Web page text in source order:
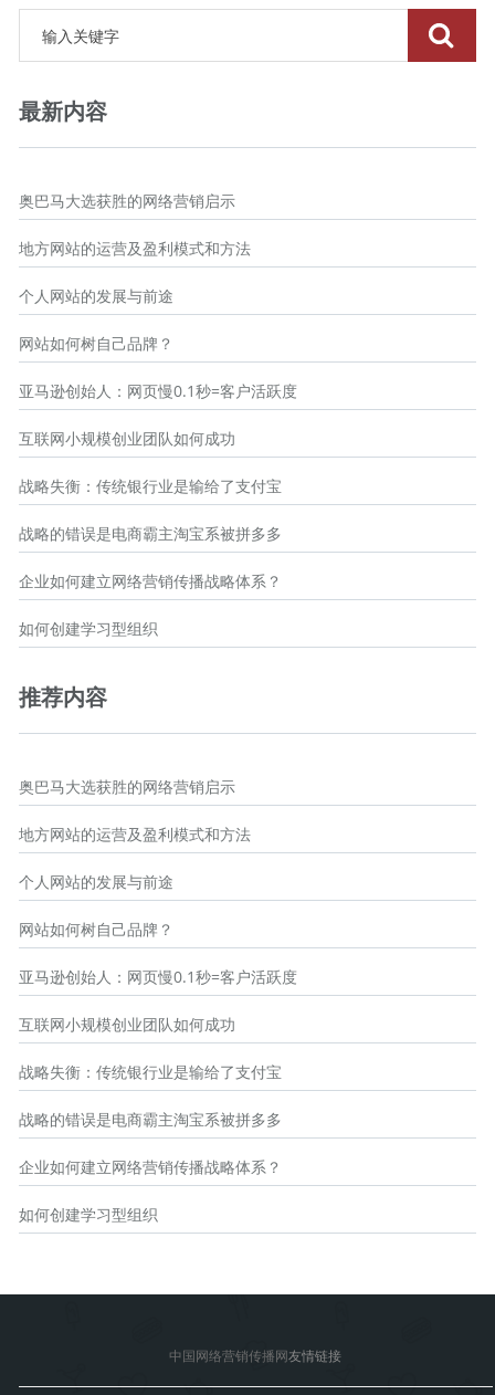
最新内容
奥巴马大选获胜的网络营销启示
地方网站的运营及盈利模式和方法
个人网站的发展与前途
网站如何树自己品牌？
亚马逊创始人：网页慢0.1秒=客户活跃度
互联网小规模创业团队如何成功
战略失衡：传统银行业是输给了支付宝
战略的错误是电商霸主淘宝系被拼多多
企业如何建立网络营销传播战略体系？
如何创建学习型组织
推荐内容
奥巴马大选获胜的网络营销启示
地方网站的运营及盈利模式和方法
个人网站的发展与前途
网站如何树自己品牌？
亚马逊创始人：网页慢0.1秒=客户活跃度
互联网小规模创业团队如何成功
战略失衡：传统银行业是输给了支付宝
战略的错误是电商霸主淘宝系被拼多多
企业如何建立网络营销传播战略体系？
如何创建学习型组织
中国网络营销传播网友情链接